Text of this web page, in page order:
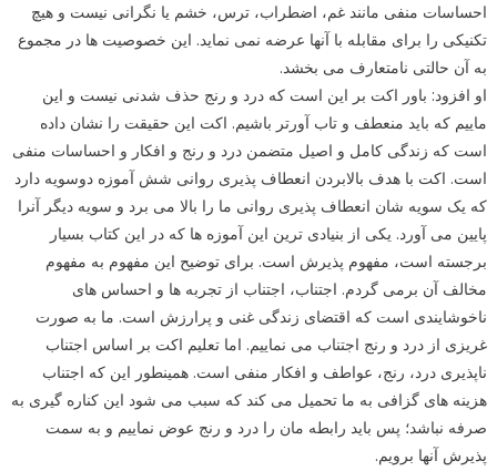
احساسات منفی مانند غم، اضطراب، ترس، خشم یا نگرانی نیست و هیچ
تکنیکی را برای مقابله با آنها عرضه نمی نماید. این خصوصیت ها در مجموع
به آن حالتی نامتعارف می بخشد.
او افزود: باور اکت بر این است که درد و رنج حذف شدنی نیست و این
ماییم که باید منعطف و تاب آورتر باشیم. اکت این حقیقت را نشان داده
است که زندگی کامل و اصیل متضمن درد و رنج و افکار و احساسات منفی
است. اکت با هدف بالابردن انعطاف پذیری روانی شش آموزه دوسویه دارد
که یک سویه شان انعطاف پذیری روانی ما را بالا می برد و سویه دیگر آنرا
پایین می آورد. یکی از بنیادی ترین این آموزه ها که در این کتاب بسیار
برجسته است، مفهوم پذیرش است. برای توضیح این مفهوم به مفهوم
مخالف آن برمی گردم. اجتناب، اجتناب از تجربه ها و احساس های
ناخوشایندی است که اقتضای زندگی غنی و پرارزش است. ما به صورت
غریزی از درد و رنج اجتناب می نماییم. اما تعلیم اکت بر اساس اجتناب
ناپذیری درد، رنج، عواطف و افکار منفی است. همینطور این که اجتناب
هزینه های گزافی به ما تحمیل می کند که سبب می شود این کناره گیری به
صرفه نباشد؛ پس باید رابطه مان را درد و رنج عوض نماییم و به سمت
پذیرش آنها برویم.